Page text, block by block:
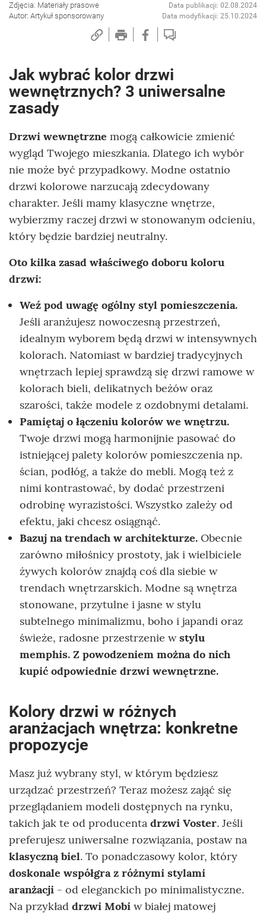
Zdjęcia: Materiały prasowe
Autor: Artykuł sponsorowany
Data publikacji: 02.08.2024
Data modyfikacji: 25.10.2024
Jak wybrać kolor drzwi
wewnętrznych? 3 uniwersalne
zasady
Drzwi wewnętrzne mogą całkowicie zmienić
wygląd Twojego mieszkania. Dlatego ich wybór
nie może być przypadkowy. Modne ostatnio
drzwi kolorowe narzucają zdecydowany
charakter. Jeśli mamy klasyczne wnętrze,
wybierzmy raczej drzwi w stonowanym odcieniu,
który będzie bardziej neutralny.
Oto kilka zasad właściwego doboru koloru
drzwi:
Weź pod uwagę ogólny styl pomieszczenia.
Jeśli aranżujesz nowoczesną przestrzeń,
idealnym wyborem będą drzwi w intensywnych
kolorach. Natomiast w bardziej tradycyjnych
wnętrzach lepiej sprawdzą się drzwi ramowe w
kolorach bieli, delikatnych beżów oraz
szarości, także modele z ozdobnymi detalami.
Pamiętaj o łączeniu kolorów we wnętrzu.
Twoje drzwi mogą harmonijnie pasować do
istniejącej palety kolorów pomieszczenia np.
ścian, podłóg, a także do mebli. Mogą też z
nimi kontrastować, by dodać przestrzeni
odrobinę wyrazistości. Wszystko zależy od
efektu, jaki chcesz osiągnąć.
Bazuj na trendach w architekturze. Obecnie
zarówno miłośnicy prostoty, jak i wielbiciele
żywych kolorów znajdą coś dla siebie w
trendach wnętrzarskich. Modne są wnętrza
stonowane, przytulne i jasne w stylu
subtelnego minimalizmu, boho i japandi oraz
świeże, radosne przestrzenie wstylu
memphis. Z powodzeniem można do nich
kupić odpowiednie drzwi wewnętrzne.
Kolory drzwi w różnych
aranżacjach wnętrza: konkretne
propozycje
Masz już wybrany styl, w którym będziesz
urządzać przestrzeń? Teraz możesz zająć się
przeglądaniem modeli dostępnych na rynku,
takich jak te od producenta drzwi Voster. Jeśli
preferujesz uniwersalne rozwiązania, postaw na
klasyczną biel. To ponadczasowy kolor, który
doskonale współgra z różnymi stylami
aranżacji - od eleganckich po minimalistyczne.
Na przykład drzwi Mobi w białej matowej